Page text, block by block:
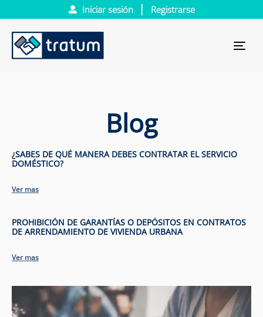
Iniciar sesión Registrarse
Blog
¿SABES DE QUÉ MANERA DEBES CONTRATAR EL SERVICIO
DOMÉSTICO?
Ver mas
PROHIBICIÓN DE GARANTÍAS O DEPÓSITOS EN CONTRATOS
DE ARRENDAMIENTO DE VIVIENDA URBANA
Ver mas